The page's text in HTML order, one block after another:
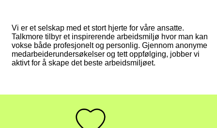
Vi er et selskap med et stort hjerte for våre ansatte.
Talkmore tilbyr et inspirerende arbeidsmiljø hvor man kan
vokse både profesjonelt og personlig. Gjennom anonyme
medarbeiderundersøkelser og tett oppfølging, jobber vi
aktivt for å skape det beste arbeidsmiljøet.